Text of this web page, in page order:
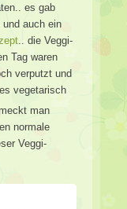
es gab
und auch ein
.. die Veggi-
Tag waren
verputzt und
vegetarisch
man
normale
Veggi-